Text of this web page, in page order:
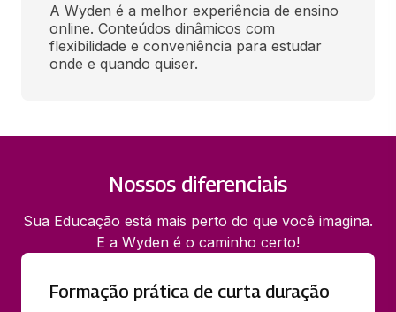
A Wyden é a melhor experiência de ensino
online. Conteúdos dinâmicos com
flexibilidade e conveniência para estudar
onde e quando quiser.
Nossos diferenciais
Sua Educação está mais perto do que você imagina.
E a Wyden é o caminho certo!
Formação prática de curta duração